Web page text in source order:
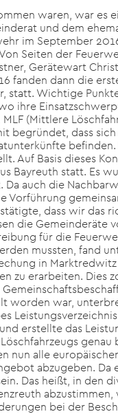
waren, war es
und dem
im September
Seiten der
Gerätewart
fanden dann die
statt. Wichtige
ihre
(Mittlere
begründet, dass
Auf Basis dieses
Bayreuth statt. Es
auch die
Vorführung
dass wir das
die Gemeinderäte
für die
mussten, fand
in
zu erarbeiten. Dies
worden war,
erstellte das
nun alle
abzugeben. Da
Das heißt, in den
bei der